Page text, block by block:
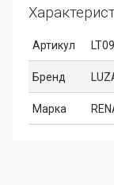
Артикул
Бренд
Марка